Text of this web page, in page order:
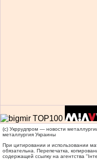
(c) Укррудпром — новости
металлургия Украины
При цитировании и использовании
обязательна. Перепечатка,
содержащей ссылку на агентства